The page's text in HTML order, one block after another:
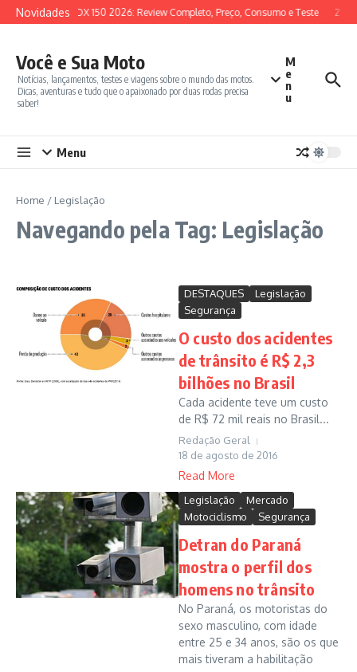
Ir para o conteúdo
NovidadesSYM ADX 150 2026: Review Completo, Preço, Consumo e Teste
Você e Sua Moto
Notícias, lançamentos, testes e viagens sobre o mundo das motos.
Dicas, aventuras e tudo que o apaixonado por duas rodas precisa
saber!
M
e
n
u
Menu
Home / Legislação
Navegando pela Tag: Legislação
DESTAQUES
Legislação
Segurança
O custo dos acidentes
de trânsito é R$ 2,3
bilhões no Brasil
Cada acidente teve um custo
de R$ 72 mil reais no Brasil...
Redação Geral
18 de agosto de 2016
Read More
Legislação
Mercado
Motociclismo
Segurança
Detran do Paraná
mostra o perfil dos
homens no trânsito
No Paraná, os motoristas do
sexo masculino, com idade
entre 25 e 34 anos, são os que
mais tiveram a habilitação